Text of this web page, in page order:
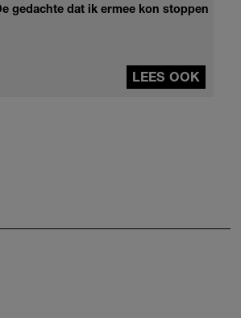
gedachte dat ik ermee kon stoppen
LEES OOK